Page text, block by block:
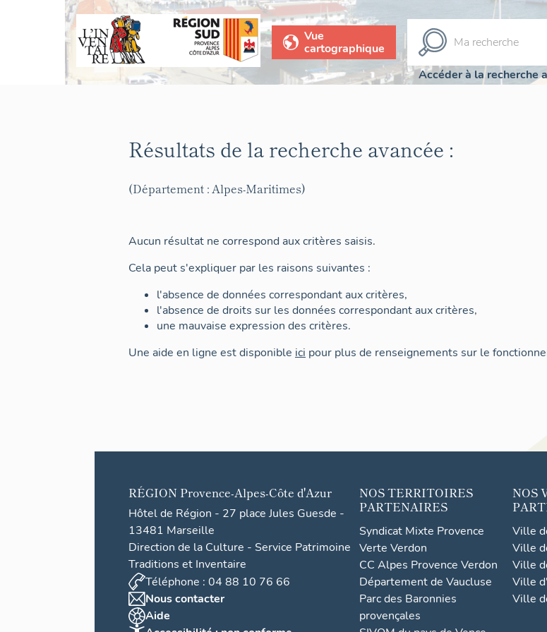
Vue
cartographique
Accéder à la recherche
Résultats de la recherche avancée :
(Département : Alpes-Maritimes)
Aucun résultat ne correspond aux critères saisis.
Cela peut s'expliquer par les raisons suivantes :
l'absence de données correspondant aux critères,
l'absence de droits sur les données correspondant aux critères,
une mauvaise expression des critères.
Une aide en ligne est disponible ici pour plus de renseignements sur le
RÉGION Provence-Alpes-Côte d'Azur
Hôtel de Région - 27 place Jules Guesde -
13481 Marseille
Direction de la Culture - Service Patrimoine
Traditions et Inventaire
Téléphone : 04 88 10 76 66
Nous contacter
Aide
NOS TERRITOIRES
PARTENAIRES
Syndicat Mixte Provence
Verte Verdon
CC Alpes Provence Verdon
Département de Vaucluse
Parc des Baronnies
provençales
NOS
Ville
Ville
Ville
Ville
Ville